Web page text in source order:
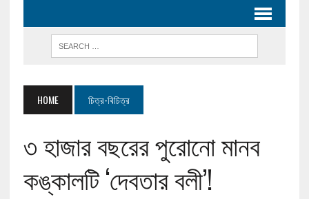
HOME চিত্র-বিচিত্র
৩ হাজার বছরের পুরোনো মানব
কঙ্কালটি ‘দেবতার বলী’!